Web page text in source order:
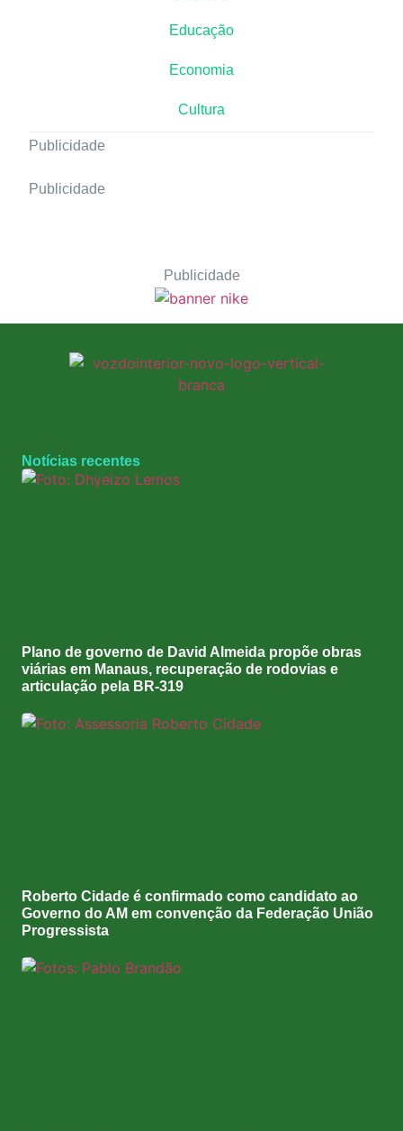
Educação
Economia
Cultura
Publicidade
Publicidade
Publicidade
Notícias recentes
Plano de governo de David Almeida propõe obras
viárias em Manaus, recuperação de rodovias e
articulação pela BR-319
Roberto Cidade é confirmado como candidato ao
Governo do AM em convenção da Federação União
Progressista